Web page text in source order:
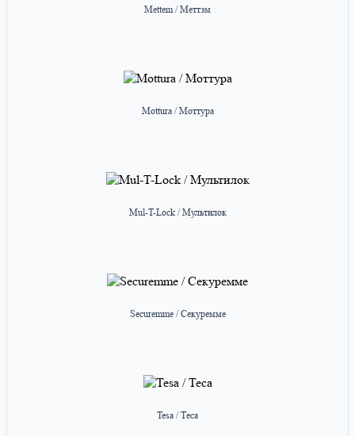
Mettem / Меттэм
Mottura / Моттура
Mul-T-Lock / Мультилок
Securemme / Секуремме
Tesa / Теса